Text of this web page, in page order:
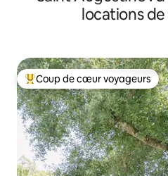
locations
Coups de cœur voyageurs les
Coup de cœur voyageurs